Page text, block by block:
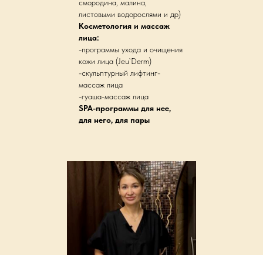
смородина, малина,
листовыми водорослями и др)
Косметология и массаж
лица:
-программы ухода и очищения
кожи лица (Jeu`Derm)
-скульптурный лифтинг-
массаж лица
-гуаша-массаж лица
SPA-программы для нее,
для него, для пары